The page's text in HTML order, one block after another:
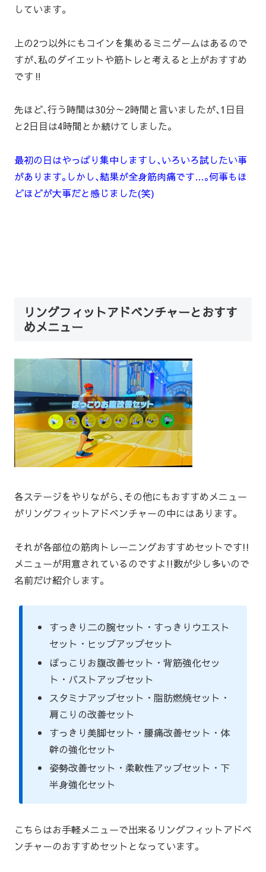
しています｡
上の2つ以外にもコインを集めるミニゲームはあるので
すが､私のダイエットや筋トレと考えると上がおすすめ
です‼
先ほど､行う時間は30分～2時間と言いましたが､1日目
と2日目は4時間とか続けてしました｡
最初の日はやっぱり集中しますし､いろいろ試したい事
があります｡しかし､結果が全身筋肉痛です…｡何事もほ
どほどが大事だと感じました(笑)
リングフィットアドベンチャーとおすす
めメニュー
各ステージをやりながら､その他にもおすすめメニュー
がリングフィットアドベンチャーの中にはあります｡
それが各部位の筋肉トレーニングおすすめセットです!!
メニューが用意されているのですよ!!数が少し多いので
名前だけ紹介します｡
すっきり二の腕セット・すっきりウエスト
セット・ヒップアップセット
ぽっこりお腹改善セット・背筋強化セッ
ト・バストアップセット
スタミナアップセット・脂肪燃焼セット・
肩こりの改善セット
すっきり美脚セット・腰痛改善セット・体
幹の強化セット
姿勢改善セット・柔軟性アップセット・下
半身強化セット
こちらはお手軽メニューで出来るリングフィットアドベ
ンチャーのおすすめセットとなっています｡